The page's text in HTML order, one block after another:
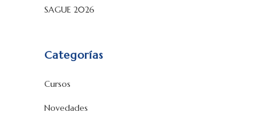
SAGUE 2026
Categorías
Cursos
Novedades